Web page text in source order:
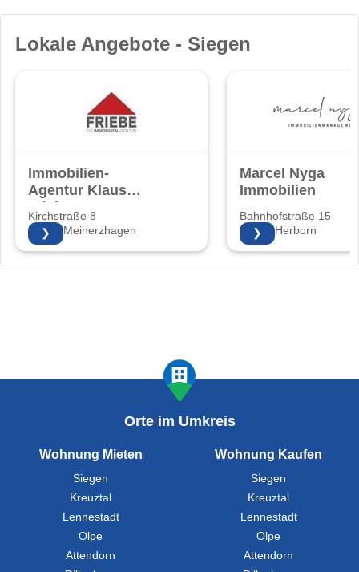
Lokale Angebote - Siegen
Immobilien-
Agentur Klaus
Friebe
Kirchstraße 8
58540 Meinerzhagen
❯
Marcel Nyga
Immobilien
Bahnhofstraße 15
35745 Herborn
❯
Orte im Umkreis
Wohnung Mieten
Siegen
Kreuztal
Lennestadt
Olpe
Attendorn
Wohnung Kaufen
Siegen
Kreuztal
Lennestadt
Olpe
Attendorn